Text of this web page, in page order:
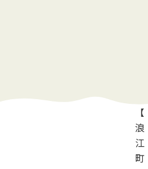
【
浪
江
町